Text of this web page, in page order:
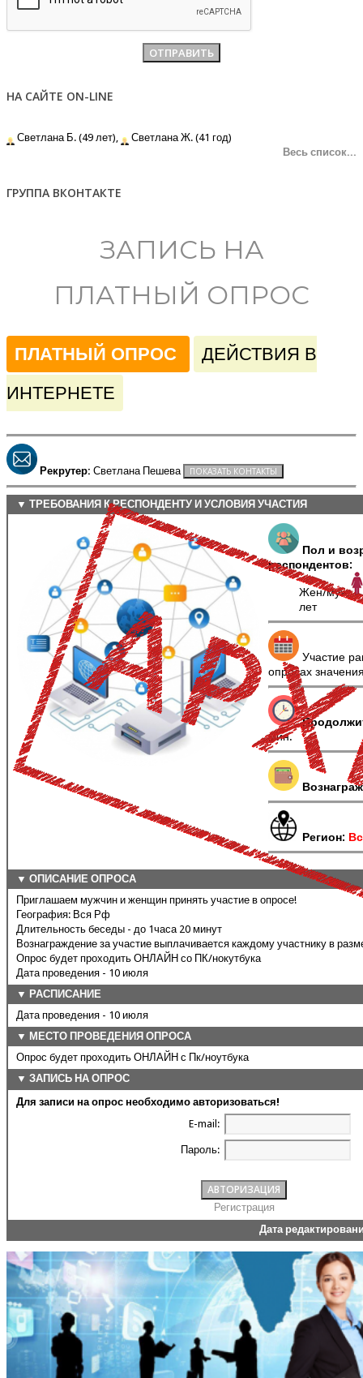
НА САЙТЕ ON-LINE
Светлана Б. (49 лет),
Светлана Ж. (41 год)
Весь список...
ГРУППА ВКОНТАКТЕ
ЗАПИСЬ НА
ПЛАТНЫЙ ОПРОС
ПЛАТНЫЙ ОПРОС
ДЕЙСТВИЯ В
ИНТЕРНЕТЕ
Рекрутер: Светлана Пешева
▼ ТРЕБОВАНИЯ К РЕСПОНДЕНТУ И УСЛОВИЯ УЧАСТИЯ
Пол и
респондентов:
Жен/муж
лет
Участие
опросах
мин.
Регион:
▼ ОПИСАНИЕ ОПРОСА
Приглашаем мужчин и женщин принять участие в опросе!
География: Вся Рф
Длительность беседы - до 1часа 20 минут
Вознаграждение за участие выплачивается каждому участнику в
Опрос будет проходить ОНЛАЙН со ПК/нокутбука
Дата проведения - 10 июля
▼ РАСПИСАНИЕ
Дата проведения - 10 июля
▼ МЕСТО ПРОВЕДЕНИЯ ОПРОСА
Опрос будет проходить ОНЛАЙН с Пк/ноутбука
▼ ЗАПИСЬ НА ОПРОС
Для записи на опрос необходимо авторизоваться!
E-mail:
Пароль:
Регистрация
Дата